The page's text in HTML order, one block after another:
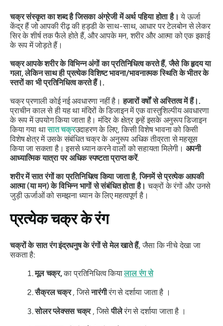
चक्र संस्कृत का शब्द है जिसका अंग्रेजी में अर्थ पहिया होता है। ये ऊर्जा
केंद्र हैं जोआपकी रीढ़ की हड्डी के साथ-साथ, आधार पर टेलबोन से लेकर
सिर के शीर्ष तक फैले होते हैं, और आपके मन, शरीर और आत्मा को एक इकाई
के रूप में जोड़ते हैं।
चक्र आपके शरीर के विभिन्न अंगों का प्रतिनिधित्व करते हैं, जैसे कि हृदय या
गला, लेकिन साथ ही प्रत्येक विशिष्ट भावना/भावनात्मक स्थिति के भीतर के
स्तरों का भी प्रतिनिधित्व करते हैं।.
चक्र प्रणाली कोई नई अवधारणा नहीं है। हजारों वर्षों से अस्तित्व में हैं।.
प्राचीन काल से ही यह थामंदिरों के डिजाइन में एक वास्तुशिल्पीय अवधारणा
के रूप में उपयोग किया जाता है। मंदिर के क्षेत्रइन्हें इसके अनुरूप डिजाइन
किया गया थासात चक्रउदाहरण के लिए, किसी विशेष भावना को किसी
विशेष क्षेत्र में उसके संबंधित चक्र के अनुरूप अधिक तीव्रता से महसूस
किया जा सकता है। इससे ध्यान करने वालों को सहायता मिलेगी। अपनी
आध्यात्मिक यात्रा पर अधिक स्पष्टता प्राप्त करें.
शरीर में सात रंगों का प्रतिनिधित्व किया जाता है, जिनमें से प्रत्येक आपकी
आत्मा (या मन) के विभिन्न भागों से संबंधित होता है।चक्रों के रंगों और उनसे
जुड़ी ऊर्जाओं को समझना ध्यान के लिए महत्वपूर्ण है।
प्रत्येक चक्र के रंग
चक्रों के सात रंग इंद्रधनुष के रंगों से मेल खाते हैं,जैसा कि नीचे देखा जा
सकता है:
मूल चक्र,का प्रतिनिधित्व कियालालरंग से
सैक्रल चक्र, जिसेनारंगीरंग से दर्शाया जाता है ।
सोलर प्लेक्सस चक्र, जिसेपीलेरंग से दर्शाया जाता है ।